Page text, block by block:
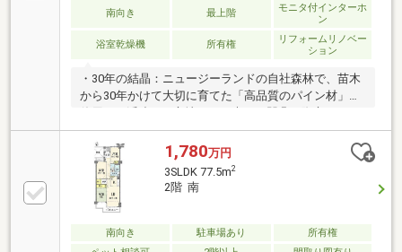
南向き 最上階
モニタ付インターホ
ン
浴室乾燥機 所有権
リフォームリノベー
ション
・30年の結晶：ニュージーランドの自社森林で、苗木
から30年かけて大切に育てた「高品質のパイン材」を
使用。・浮造りの心地よさ：木目の凹凸を際立たせる
加工で、素足に馴染むさらりとした質感と温かさを実
現。・一生モノの価値：無垢材ならではの調湿作用
と、年月とともに深まる「飴色のツヤ」を楽しめる一
級品。「育てる段階からこだわった、素足で暮らした
くなる本物の床」です。
1,780万円
3SLDK 77.5m2
2階 南
南向き 駐車場あり
所有権